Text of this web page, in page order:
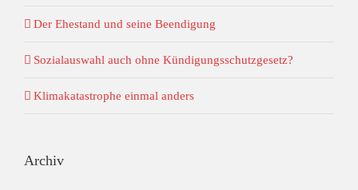
Der Ehestand und seine Beendigung
Sozialauswahl auch ohne Kündigungsschutzgesetz?
Klimakatastrophe einmal anders
Archiv